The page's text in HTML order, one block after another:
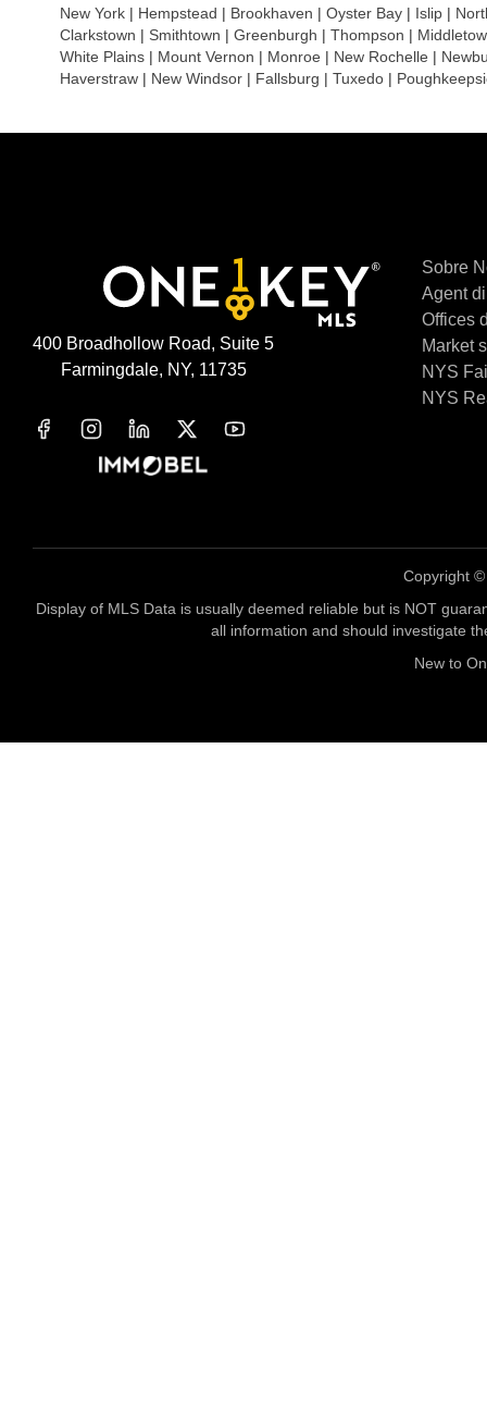
New York | Hempstead | Brookhaven | Oyster Bay | Islip |
Clarkstown | Smithtown | Greenburgh | Thompson |
White Plains | Mount Vernon | Monroe | New Rochelle |
Haverstraw | New Windsor | Fallsburg | Tuxedo |
400 Broadhollow Road, Suite 5
Farmingdale, NY, 11735
Sobre
Agent
Offices
Market
NYS
NYS
Copyright
Display of MLS Data is usually deemed reliable but is NOT
all information and should investigate
New to